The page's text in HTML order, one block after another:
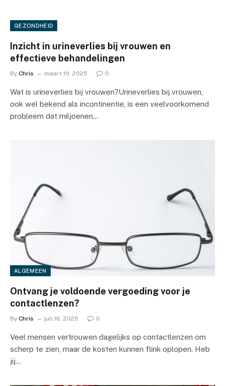
GEZONDHEID
Inzicht in urineverlies bij vrouwen en
effectieve behandelingen
By Chris maart 19, 2025 0
Wat is urineverlies bij vrouwen?Urineverlies bij vrouwen,
ook wel bekend als incontinentie, is een veelvoorkomend
probleem dat miljoenen…
ALGEMEEN
Ontvang je voldoende vergoeding voor je
contactlenzen?
By Chris juli 16, 2025 0
Veel mensen vertrouwen dagelijks op contactlenzen om
scherp te zien, maar de kosten kunnen flink oplopen. Heb
jij…